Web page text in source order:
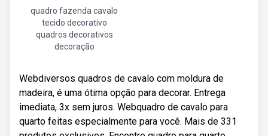
quadro fazenda cavalo
tecido decorativo
quadros decorativos
decoração
Webdiversos quadros de cavalo com moldura de
madeira, é uma ótima opção para decorar. Entrega
imediata, 3x sem juros. Webquadro de cavalo para
quarto feitas especialmente para você. Mais de 331